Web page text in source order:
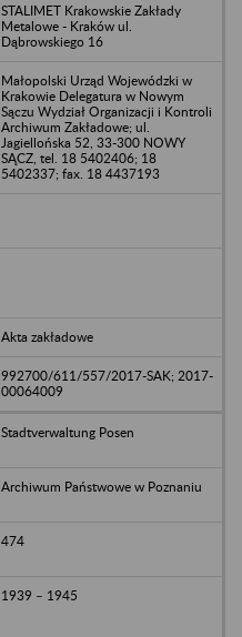
STALIMET Krakowskie Zakłady
Metalowe - Kraków ul.
Dąbrowskiego 16
Małopolski Urząd Wojewódzki w
Krakowie Delegatura w Nowym
Sączu Wydział Organizacji i Kontroli
Archiwum Zakładowe; ul.
Jagiellońska 52, 33-300 NOWY
SĄCZ, tel. 18 5402406; 18
5402337; fax. 18 4437193
Akta zakładowe
992700/611/557/2017-SAK; 2017-
00064009
Stadtverwaltung Posen
Archiwum Państwowe w Poznaniu
474
1939 – 1945